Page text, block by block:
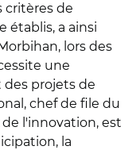
critères de
établis, a ainsi
lors des
une
des projets de
chef de file du
l'innovation, est
la